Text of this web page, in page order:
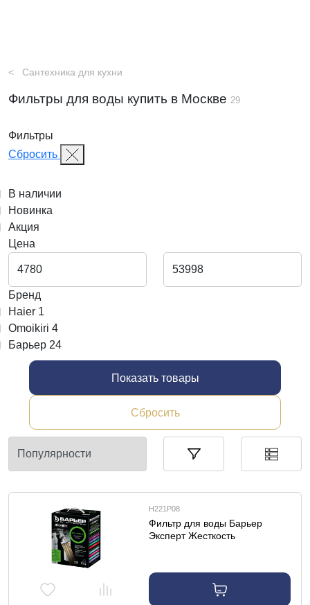
Сантехника для кухни
Фильтры для воды купить в Москве 29
Фильтры
Сбросить
В наличии
Новинка
Акция
Цена
Бренд
Haier 1
Omoikiri 4
Барьер 24
Показать товары
Сбросить
Н221Р08
Фильтр для воды Барьер
Эксперт Жесткость